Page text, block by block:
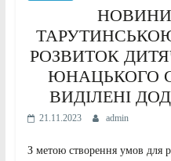
РОЗВИТОК
ЮНАЦЬКОГО
ВИДІЛЕНІ
21.11.2023 admin
З метою створення умов для